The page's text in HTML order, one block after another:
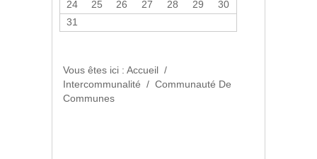
24
25 26 27 28 29
30
31
Vous êtes ici : Accueil
/
Intercommunalité / Communauté De
Communes